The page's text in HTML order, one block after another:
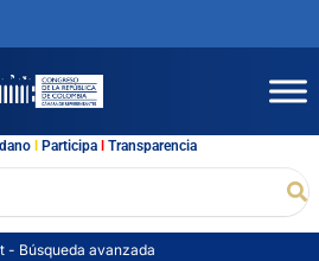
l Participal Transparencia
- Búsqueda avanzada